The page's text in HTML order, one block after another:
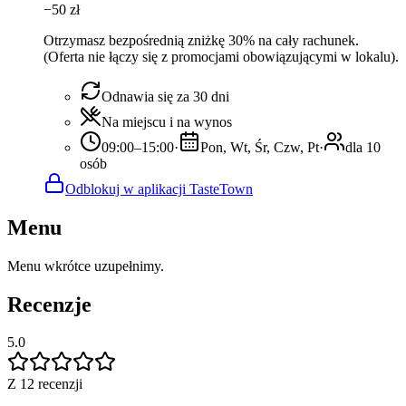
−50 zł
Otrzymasz bezpośrednią zniżkę 30% na cały rachunek.
(Oferta nie łączy się z promocjami obowiązującymi w lokalu).
Odnawia się za 30 dni
Na miejscu i na wynos
09:00–15:00· Pon, Wt, Śr, Czw, Pt·
dla 10
osób
Odblokuj w aplikacji TasteTown
Menu
Menu wkrótce uzupełnimy.
Recenzje
5.0
Z 12 recenzji